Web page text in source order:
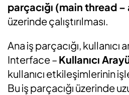
parçacığı (main thread –
üzerinde çalıştırılması.
Ana iş parçacığı, kullanıcı
Interface – Kullanıcı
kullanıcı etkileşimlerinin
Bu iş parçacığı üzerinde